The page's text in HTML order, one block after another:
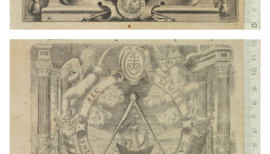
1624 - 1650 París (França)